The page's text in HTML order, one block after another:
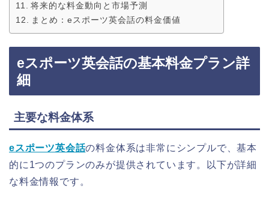
将来的な料金動向と市場予測
まとめ：eスポーツ英会話の料金価値
eスポーツ英会話の基本料金プラン詳
細
主要な料金体系
eスポーツ英会話の料金体系は非常にシンプルで、基本
的に1つのプランのみが提供されています。以下が詳細
な料金情報です。